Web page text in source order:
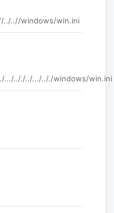
..//windows/win.ini
.../.././../.../.././windows/win.ini